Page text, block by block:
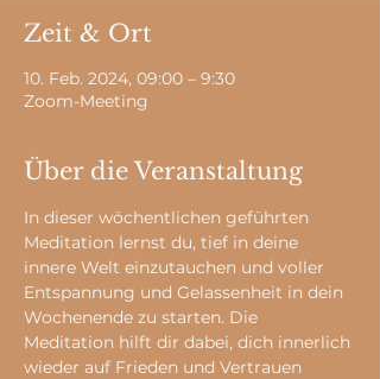
Zeit & Ort
10. Feb. 2024, 09:00 – 9:30
Zoom-Meeting
Über die Veranstaltung
In dieser wöchentlichen geführten
Meditation lernst du, tief in deine
innere Welt einzutauchen und voller
Entspannung und Gelassenheit in dein
Wochenende zu starten. Die
Meditation hilft dir dabei, dich innerlich
wieder auf Frieden und Vertrauen